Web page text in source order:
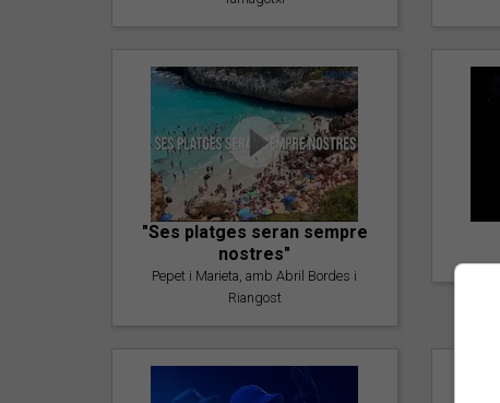
"Ses platges seran sempre
nostres"
Pepet i Marieta, amb Abril Bordes i
Riangost